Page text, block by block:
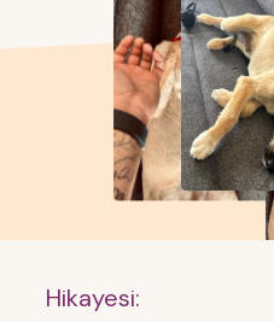
Hikayesi: